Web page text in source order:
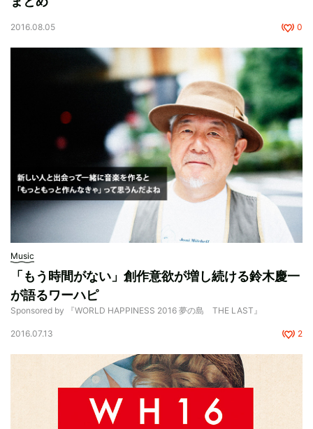
2016.08.05 0
Music
「もう時間がない」創作意欲が増し続ける鈴木慶一
が語るワーハピ
Sponsored by 『WORLD HAPPINESS 2016 夢の島 THE LAST』
2016.07.13 2